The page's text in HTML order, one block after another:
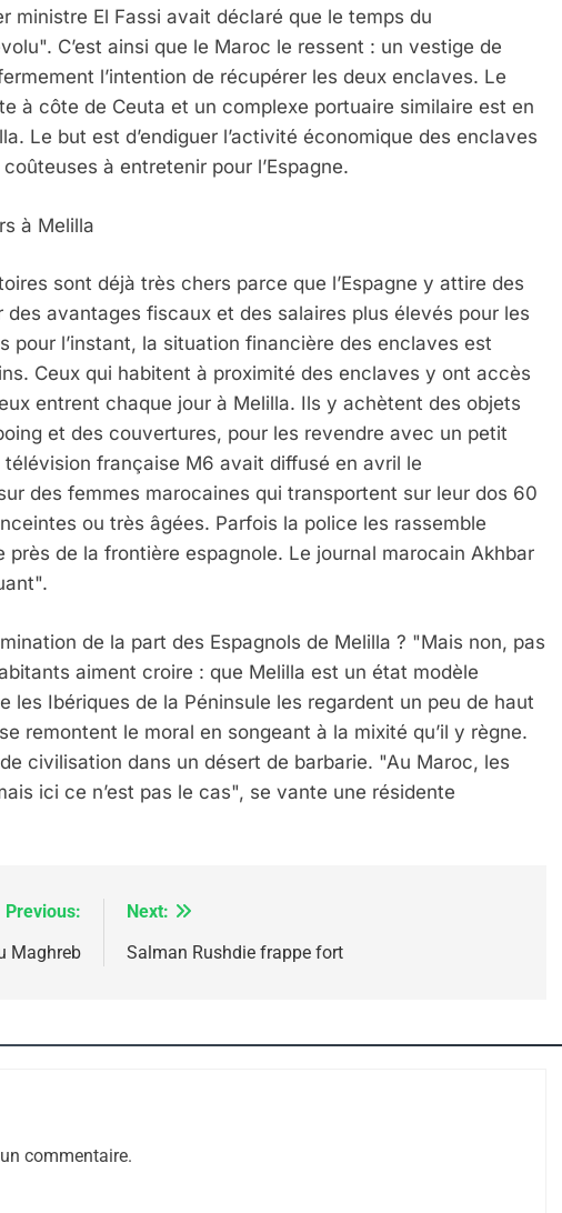
ministre El Fassi avait déclaré que le temps du
C’est ainsi que le Maroc le ressent : un vestige de
l’intention de récupérer les deux enclaves. Le
à côte de Ceuta et un complexe portuaire similaire est en
Le but est d’endiguer l’activité économique des enclaves
à entretenir pour l’Espagne.
à Melilla
sont déjà très chers parce que l’Espagne y attire des
des avantages fiscaux et des salaires plus élevés pour les
pour l’instant, la situation financière des enclaves est
Ceux qui habitent à proximité des enclaves y ont accès
entrent chaque jour à Melilla. Ils y achètent des objets
et des couvertures, pour les revendre avec un petit
française M6 avait diffusé en avril le
des femmes marocaines qui transportent sur leur dos 60
ou très âgées. Parfois la police les rassemble
de la frontière espagnole. Le journal marocain Akhbar
de la part des Espagnols de Melilla ? "Mais non, pas
aiment croire : que Melilla est un état modèle
les Ibériques de la Péninsule les regardent un peu de haut
remontent le moral en songeant à la mixité qu’il y règne.
civilisation dans un désert de barbarie. "Au Maroc, les
ici ce n’est pas le cas", se vante une résidente
Previous:
Maghreb
Next:
Salman Rushdie frappe fort
commentaire.
Plus Meurtrière Selon Le Rapport D’ADL Contre
: POURQUOI JE REVENDIQUE MA JUDAÏTE Par
– Jacques Hadida